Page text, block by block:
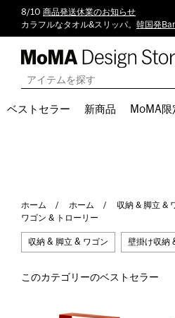
8/10 商品発送休業のお知らせ
カラフルなタオル&スリッパ。 韓国発
ベストセラー 新商品 MoMA限
ホーム ホーム
収納 & 脚立 &
ワゴン & トローリー
収納 & 脚立 & ワゴン 壁掛け収納
このカテゴリーのベストセラー